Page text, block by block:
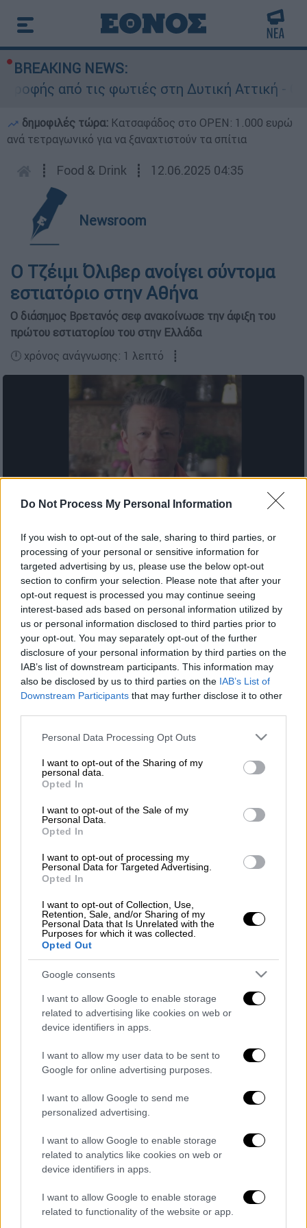
Do Not Process My Personal Information
If you wish to opt-out of the sale, sharing to third parties, or
processing of your personal or sensitive information for
targeted advertising by us, please use the below opt-out
section to confirm your selection. Please note that after your
opt-out request is processed you may continue seeing
interest-based ads based on personal information utilized by
us or personal information disclosed to third parties prior to
your opt-out. You may separately opt-out of the further
disclosure of your personal information by third parties on the
IAB’s list of downstream participants. This information may
also be disclosed by us to third parties on the IAB’s List of
Downstream Participants that may further disclose it to other
Please note that this website/app uses one or more Google
not limited to your visit or usage behaviour. You may click to
grant or deny consent to Google and its third-party tags to
use your data for below specified purposes in below Google
consent section.
Personal Data Processing Opt Outs
I want to opt-out of the Sharing of my
personal data.
Opted In
I want to opt-out of the Sale of my
Personal Data.
Opted In
I want to opt-out of processing my
Personal Data for Targeted Advertising.
Opted In
I want to opt-out of Collection, Use,
Retention, Sale, and/or Sharing of my
Personal Data that Is Unrelated with the
Purposes for which it was collected.
Opted Out
Google consents
I want to allow Google to enable storage
related to advertising like cookies on web or
device identifiers in apps.
I want to allow my user data to be sent to
Google for online advertising purposes.
I want to allow Google to send me
personalized advertising.
I want to allow Google to enable storage
related to analytics like cookies on web or
device identifiers in apps.
I want to allow Google to enable storage
related to functionality of the website or app.
BREAKING NEWS:
από τις φωτιές στη Δυτική Αττική - Οι
δημοφιλές τώρα: Κατσαφάδος στο OPEN: 1.000 ευρώ
ανά τετραγωνικό για να ξαναχτιστούν τα σπίτια
┋ Food & Drink ┋ 12.06.2025 04:35
Newsroom
Ο Τζέιμι Όλιβερ ανοίγει σύντομα
εστιατόριο στην Αθήνα
Ο διάσημος Βρετανός σεφ ανακοίνωσε την άφιξη του
πρώτου εστιατορίου του στην Ελλάδα
🕛 χρόνος ανάγνωσης: 1 λεπτό ┋
Ο γνωστός Βρετανός σεφ ανακοίνωσε το άνοιγμα του KITCHEN
στη χώρα μας
Προσθέστε το ΕΘΝΟΣ στη Google
Με τον δέοντα ενθουσιασμό ανακοίνωσε ο
διάσημος Βρετανός σεφΤζέιμι Όλιβερτην
άφιξη του πρώτου εστιατορίου του στην
Ελλάδα. Όπως γνωστοποίησε μέσω
πρόσφατου βίντεο στα μέσα κοινωνικής
δικτύωσης, το Jamie Oliver Kitchen ανοίγει
σύντομα στο Golden Hall, το γνωστό
εμπορικό κέντρο στο Μαρούσι.
«Γεια σας! Επιτέλους ήρθε η ώρα να
μοιραστώ μαζί σας ότι το Jamie Oliver
Kitchen έρχεται στην Ελλάδα! Θα μας βρείτε
μοναδικά πιάτα εμπνευσμένα από τα ταξίδια
μου σε όλον τον κόσμο. Ελάτε με φίλους και
οικογένεια να τα απολαύσετε – η ομάδα μου
είναι ήδη εκεί και σας περιμένει με χαρά!»,
δήλωσε χαρακτηριστικά ο Όλιβερ σε
που μπορείτε να δείτε εδώ.
Η κουζίνα του νέου εστιατορίου ακολουθεί
το διεθνές concept της αλυσίδας Jamie
Oliver Kitchen: πιάτα εμπνευσμένα από
γεύσεις απ’ όλο τον κόσμο, βασισμένα σε
εμπειρίες και αρώματα που ο σεφ αγάπησε
στα ταξίδια του. Παραμένει βεβαίως πιστή
στον comfort food χαρακτήρα, με το οποίο
το παγκόσμιο κοινό έχει ταυτίσει τον Τζέιμι
Διαβάστε ακόμη
τις φωτιές στη Δυτική Αττική - Οι
εκτάσεις που κάηκαν και η επόμενη μέρα
του δάσους